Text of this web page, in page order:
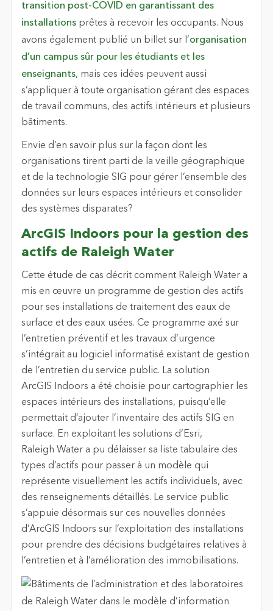
transition post-COVID en garantissant des
installationsprêtes à recevoir les occupants. Nous
avons également publié un billet sur l’organisation
d’un campus sûr pour les étudiants et les
enseignants, mais ces idées peuvent aussi
s’appliquer à toute organisation gérant des espaces
de travail communs, des actifs intérieurs et plusieurs
bâtiments.
Envie d’en savoir plus sur la façon dont les
organisations tirent parti de la veille géographique
et de la technologie SIG pour gérer l’ensemble des
données sur leurs espaces intérieurs et consolider
des systèmes disparates?
ArcGIS Indoors pour la gestion des
actifs de Raleigh Water
Cette étude de cas décrit comment Raleigh Water a
mis en œuvre un programme de gestion des actifs
pour ses installations de traitement des eaux de
surface et des eaux usées. Ce programme axé sur
l’entretien préventif et les travaux d’urgence
s’intégrait au logiciel informatisé existant de gestion
de l’entretien du service public. La solution
ArcGIS Indoors a été choisie pour cartographier les
espaces intérieurs des installations, puisqu’elle
permettait d’ajouter l’inventaire des actifs SIG en
surface. En exploitant les solutions d’Esri,
Raleigh Water a pu délaisser sa liste tabulaire des
types d’actifs pour passer à un modèle qui
représente visuellement les actifs individuels, avec
des renseignements détaillés. Le service public
s’appuie désormais sur ces nouvelles données
d’ArcGIS Indoors sur l’exploitation des installations
pour prendre des décisions budgétaires relatives à
l’entretien et à l’amélioration des immobilisations.